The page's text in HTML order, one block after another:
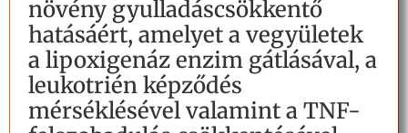
növény gyulladáscsökkentő
hatásáért, amelyet a vegyületek
a lipoxigenáz enzim gátlásával, a
leukotrién képződés
mérséklésével valamint a TNF-